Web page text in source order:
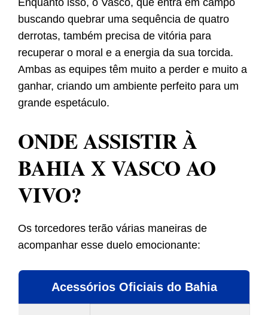
Enquanto isso, o Vasco, que entra em campo
buscando quebrar uma sequência de quatro
derrotas, também precisa de vitória para
recuperar o moral e a energia da sua torcida.
Ambas as equipes têm muito a perder e muito a
ganhar, criando um ambiente perfeito para um
grande espetáculo.
ONDE ASSISTIR À
BAHIA X VASCO AO
VIVO?
Os torcedores terão várias maneiras de
acompanhar esse duelo emocionante:
Acessórios Oficiais do Bahia